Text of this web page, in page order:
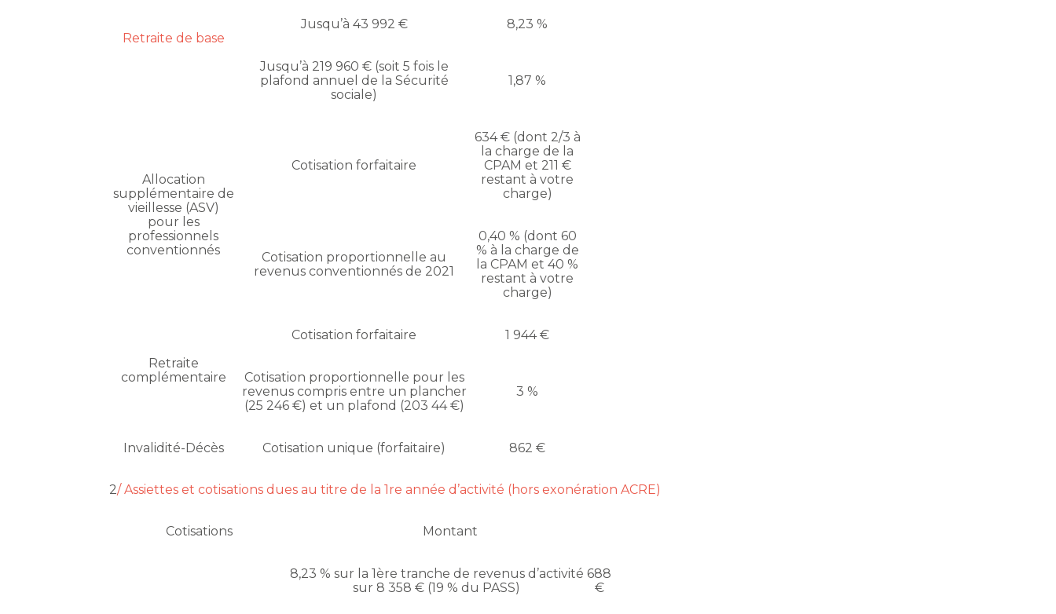
Retraite de base
Jusqu’à 43 992 € 8,23 %
Jusqu’à 219 960 € (soit 5 fois le
plafond annuel de la Sécurité
sociale)
1,87 %
Allocation
supplémentaire de
vieillesse (ASV)
pour les
professionnels
conventionnés
Cotisation forfaitaire
634 € (dont 2/3 à
la charge de la
CPAM et 211 €
restant à votre
charge)
Cotisation proportionnelle au
revenus conventionnés de 2021
0,40 % (dont 60
% à la charge de
la CPAM et 40 %
restant à votre
charge)
Retraite
complémentaire
Cotisation forfaitaire 1 944 €
Cotisation proportionnelle pour les
revenus compris entre un plancher
(25 246 €) et un plafond (203 44 €)
3 %
Invalidité-Décès Cotisation unique (forfaitaire) 862 €
2/ Assiettes et cotisations dues au titre de la 1re année d’activité (hors exonération ACRE)
Cotisations Montant
8,23 % sur la 1ère tranche de revenus d’activité
sur 8 358 € (19 % du PASS)
688
€